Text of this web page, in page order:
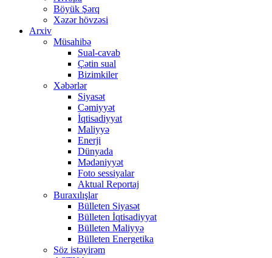
Böyük Şərq
Xəzər hövzəsi
Arxiv
Müsahibə
Sual-cavab
Çətin sual
Bizimkiler
Xəbərlər
Siyasət
Cəmiyyət
İqtisadiyyat
Maliyyə
Enerji
Dünyada
Mədəniyyət
Foto sessiyalar
Aktual Reportaj
Buraxılışlar
Bülleten Siyasət
Bülleten İqtisadiyyat
Bülleten Maliyyə
Bülleten Energetika
Söz istəyirəm